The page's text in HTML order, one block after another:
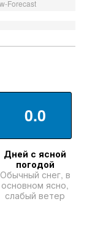
Forecast
0.0
Дней с ясной
погодой
Обычный снег, в
основном ясно,
слабый ветер